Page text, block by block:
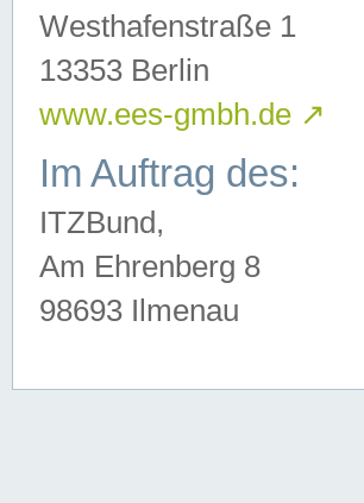
Westhafenstraße 1
13353 Berlin
www.ees-gmbh.de ↗
Im Auftrag des:
ITZBund,
Am Ehrenberg 8
98693 Ilmenau